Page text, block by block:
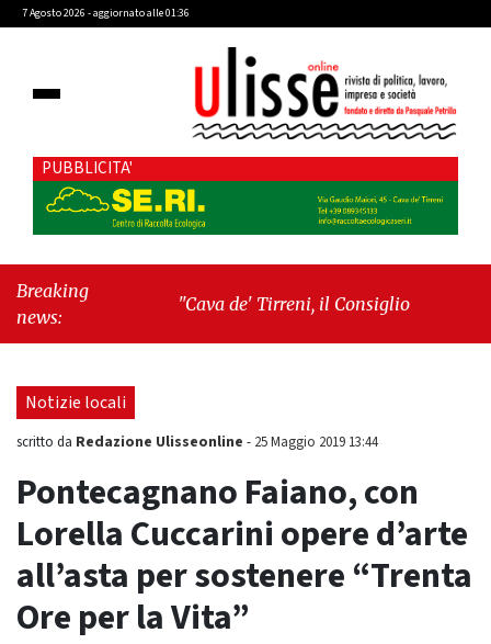
7 Agosto 2026 - aggiornato alle 01:36
PUBBLICITA'
Breaking
news:
"Cava de' Tirreni, il Consiglio comunale
Mare, giornata storica: la ceramica ammessa
Notizie locali
scritto da Redazione Ulisseonline - 25 Maggio 2019 13:44
Pontecagnano Faiano, con
Lorella Cuccarini opere d’arte
all’asta per sostenere “Trenta
Ore per la Vita”